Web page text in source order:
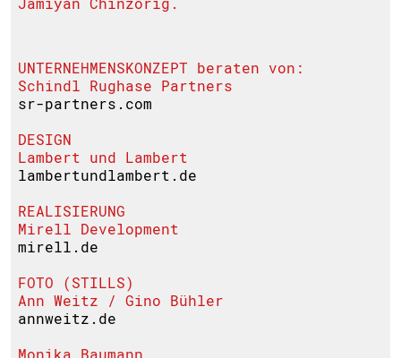
UNTERNEHMENSKONZEPT beraten von:
Schindl Rughase Partners
sr-partners.com
DESIGN
Lambert und Lambert
lambertundlambert.de
REALISIERUNG
Mirell Development
mirell.de
FOTO (STILLS)
Ann Weitz / Gino Bühler
annweitz.de
Monika Baumann